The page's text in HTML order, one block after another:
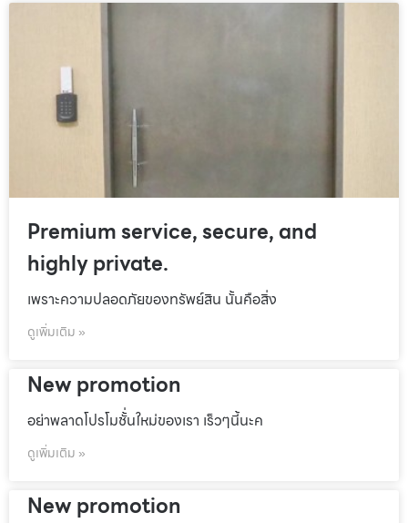
Premium service, secure, and
highly private.
เพราะความปลอดภัยของทรัพย์สิน นั้นคือสิ่ง
ดูเพิ่มเติม »
New promotion
อย่าพลาดโปรโมชั้่นใหม่ของเรา เร็วๆนี้นะค
ดูเพิ่มเติม »
New promotion